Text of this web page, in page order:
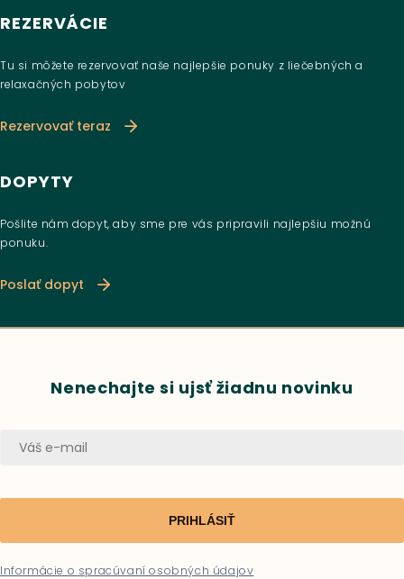
REZERVÁCIE
Tu si môžete rezervovať naše najlepšie ponuky z liečebných a
relaxačných pobytov
Rezervovať teraz
DOPYTY
Pošlite nám dopyt, aby sme pre vás pripravili najlepšiu možnú
ponuku.
Poslať dopyt
Nenechajte si ujsť žiadnu novinku
PRIHLÁSIŤ
Informácie o spracúvaní osobných údajov